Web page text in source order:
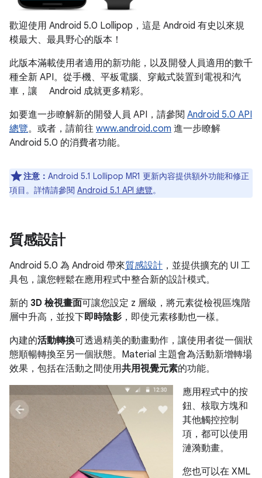
歡迎使用 Android 5.0 Lollipop，這是 Android 有史以來規
模最大、最具野心的版本！
此版本滿載使用者適用的新功能，以及開發人員適用的數千
種全新 API。從手機、平板電腦、穿戴式裝置到電視和汽
車，讓 Android 成就更多精彩。
如要進一步瞭解新的開發人員 API，請參閱 Android 5.0 API
總覽。或者，請前往 www.android.com 進一步瞭解
Android 5.0 的消費者功能。
注意： Android 5.1 Lollipop MR1 更新內容提供額外功能和修正
項目。詳情請參閱 Android 5.1 API 總覽。
質感設計
Android 5.0 為 Android 帶來質感設計 ，並提供擴充的 UI 工
具包，讓您輕鬆在應用程式中整合新的設計模式。
新的 3D 檢視畫面可讓您設定 z 層級，將元素從檢視區塊階
層中升高，並投下即時陰影 ，即使元素移動也一樣。
內建的活動轉換可透過精美的動畫動作，讓使用者從一個狀
態順暢轉換至另一個狀態。Material 主題會為活動新增轉場
效果，包括在活動之間使用共用視覺元素的功能。
應用程式中的按
鈕、核取方塊和
其他觸控控制
項，都可以使用
漣漪動畫。
您也可以在 XML